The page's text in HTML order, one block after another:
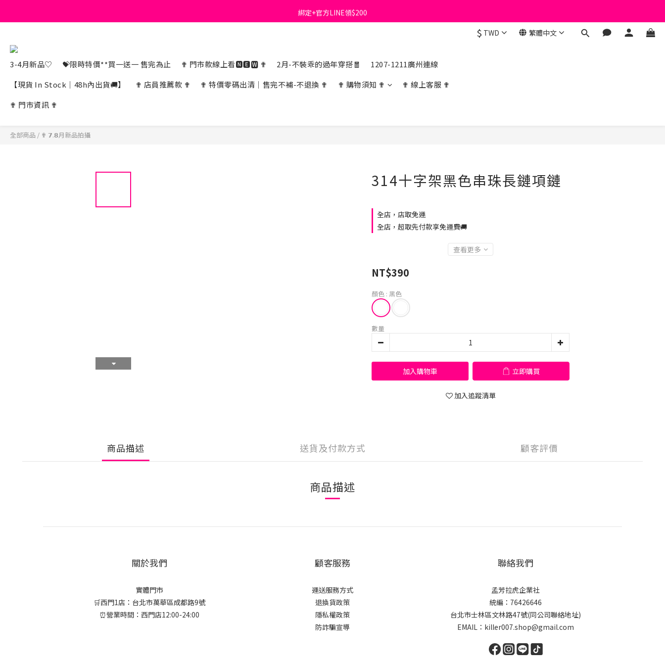
首購免運費🚚
綁定+官方LINE領$200
$ TWD 繁體中文
3-4月新品♡ 💝限時特價**買一送一 售完為止 ✟ 門市款線上看🅽🅴🆆 ✟ 2月-不裝乖的過年穿搭🧧
1207-1211廣州連線
【現貨 In Stock｜48h內出貨🚚】
✟ 店員推薦款 ✟ ✟ 特價零碼出清｜售完不補-不退換 ✟ ✟ 購物須知 ✟
✟ 線上客服 ✟
✟ 門市資訊 ✟
全部商品 / ✟ 𝟳.𝟴月新品拍攝
314十字架黑色串珠長鏈項鏈
全店，店取免運
全店，超取先付款享免運費🚚
查看更多
NT$390
顏色 : 黑色
數量
加入購物車 立即購買
加入追蹤清單
商品描述 送貨及付款方式 顧客評價
商品描述
關於我們
實體門市
🛒西門1店：台北市萬華區成都路9號
⏰營業時間：西門店12:00-24:00
顧客服務
運送服務方式
退換貨政策
隱私權政策
防詐騙宣導
聯絡我們
孟芳拉虎企業社
統編：76426646
台北市士林區文林路47號(同公司聯絡地址)
EMAIL：killer007.shop@gmail.com